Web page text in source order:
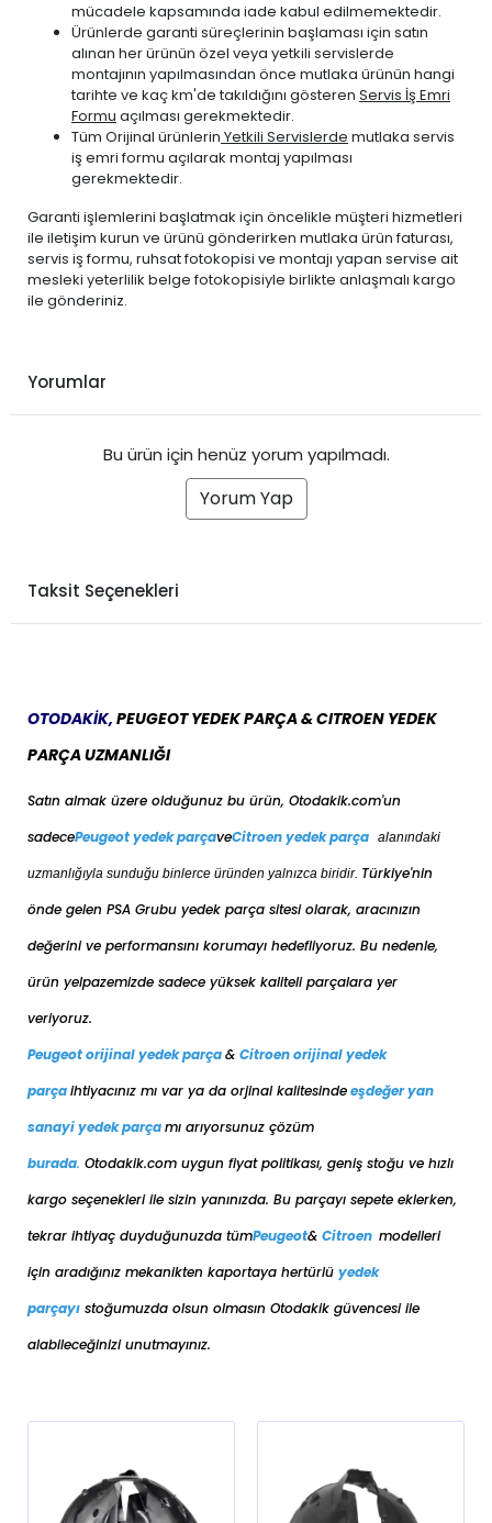
mücadele kapsamında iade kabul edilmemektedir.
Ürünlerde garanti süreçlerinin başlaması için satın
alınan her ürünün özel veya yetkili servislerde
montajının yapılmasından önce mutlaka ürünün hangi
tarihte ve kaç km'de takıldığını gösteren Servis İş Emri
Formu açılması gerekmektedir.
Tüm Orijinal ürünlerin Yetkili Servislerde mutlaka servis
iş emri formu açılarak montaj yapılması
gerekmektedir.
Garanti işlemlerini başlatmak için öncelikle müşteri hizmetleri
ile iletişim kurun ve ürünü gönderirken mutlaka ürün faturası,
servis iş formu, ruhsat fotokopisi ve montajı yapan servise ait
mesleki yeterlilik belge fotokopisiyle birlikte anlaşmalı kargo
ile gönderiniz.
Yorumlar
Bu ürün için henüz yorum yapılmadı.
Yorum Yap
Taksit Seçenekleri
OTODAKİK, PEUGEOT YEDEK PARÇA & CITROEN YEDEK
PARÇA UZMANLIĞI
Satın almak üzere olduğunuz bu ürün, Otodakik.com'un
sadecePeugeot yedek parçaveCitroen yedek parça alanındaki
uzmanlığıyla sunduğu binlerce üründen yalnızca biridir. Türkiye'nin
önde gelen PSA Grubu yedek parça sitesi olarak, aracınızın
değerini ve performansını korumayı hedefliyoruz. Bu nedenle,
ürün yelpazemizde sadece yüksek kaliteli parçalara yer
veriyoruz.
Peugeot orijinal yedek parça& Citroen orijinal yedek
parçaihtiyacınız mı var ya da orjinal kalitesindeeşdeğeryan
sanayi yedek parçamı arıyorsunuz çözüm
burada. Otodakik.com uygun fiyat politikası, geniş stoğu ve hızlı
kargo seçenekleri ile sizin yanınızda. Bu parçayı sepete eklerken,
tekrar ihtiyaç duyduğunuzda tümPeugeot& Citroen modelleri
için aradığınız mekanikten kaportaya hertürlü yedek
parçayı stoğumuzda olsun olmasın Otodakik güvencesi ile
alabileceğinizi unutmayınız.